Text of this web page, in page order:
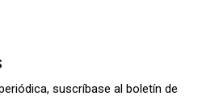
suscríbase al boletín de